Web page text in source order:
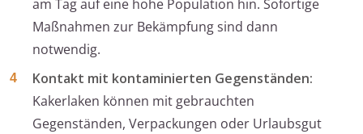
am Tag auf eine hohe Population hin. Sofortige
Maßnahmen zur Bekämpfung sind dann
notwendig.
Kontakt mit kontaminierten Gegenständen:
Kakerlaken können mit gebrauchten
Gegenständen, Verpackungen oder Urlaubsgut